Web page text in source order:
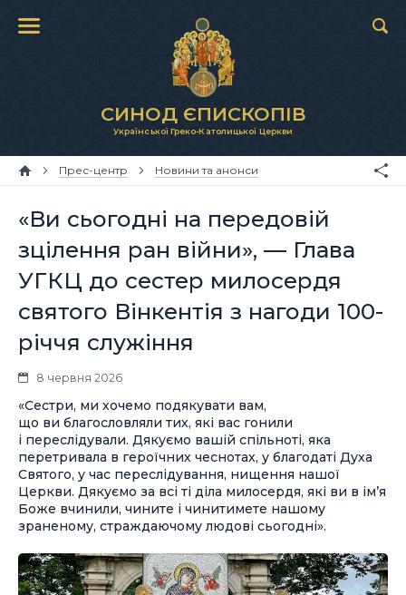
СИНОД ЄПИСКОПІВ
Української Греко-Католицької Церкви
Прес-центр Новини та анонси
«Ви сьогодні на передовій
зцілення ран війни», — Глава
УГКЦ до сестер милосердя
святого Вінкентія з нагоди 100-
річчя служіння
8 червня 2026
«Сестри, ми хочемо подякувати вам,
що ви благословляли тих, які вас гонили
і переслідували. Дякуємо вашій спільноті, яка
перетривала в героїчних чеснотах, у благодаті Духа
Святого, у час переслідування, нищення нашої
Церкви. Дякуємо за всі ті діла милосердя, які ви в ім’я
Боже вчинили, чините і чинитимете нашому
зраненому, страждаючому людові сьогодні».